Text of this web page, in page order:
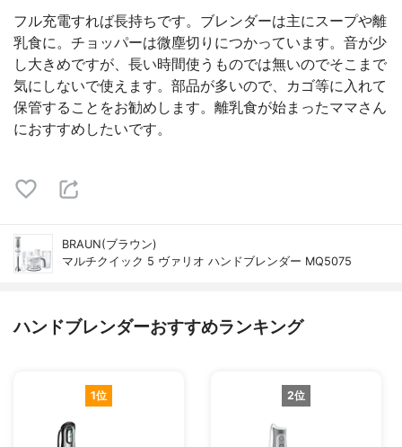
フル充電すれば長持ちです。ブレンダーは主にスープや離
乳食に。チョッパーは微塵切りにつかっています。音が少
し大きめですが、長い時間使うものでは無いのでそこまで
気にしないで使えます。部品が多いので、カゴ等に入れて
保管することをお勧めします。離乳食が始まったママさん
におすすめしたいです。
BRAUN(ブラウン)
マルチクイック 5 ヴァリオ ハンドブレンダー MQ5075
ハンドブレンダーおすすめランキング
1位 2位